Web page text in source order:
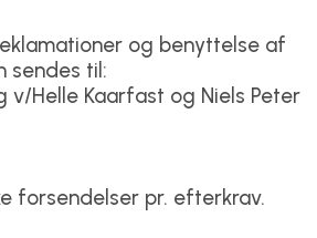
og benyttelse af
sendes til:
v/Helle Kaarfast og Niels Peter
forsendelser pr. efterkrav.